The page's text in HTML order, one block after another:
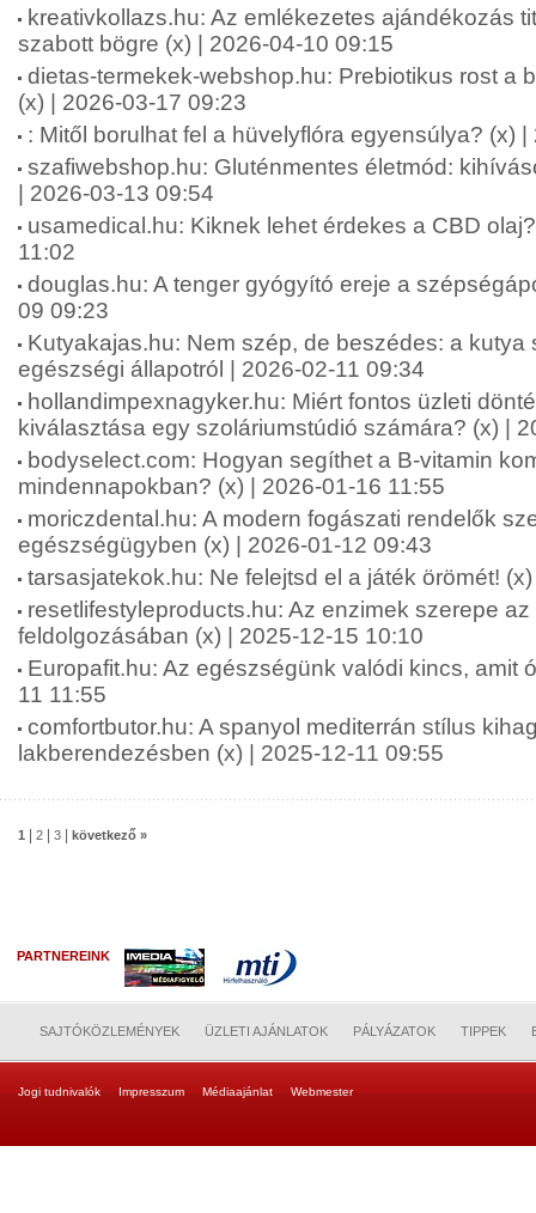
kreativkollazs.hu: Az emlékezetes ajándékozás
szabott bögre (x) | 2026-04-10 09:15
dietas-termekek-webshop.hu: Prebiotikus rost a
(x) | 2026-03-17 09:23
: Mitől borulhat fel a hüvelyflóra egyensúlya? (x)
szafiwebshop.hu: Gluténmentes életmód:
| 2026-03-13 09:54
usamedical.hu: Kiknek lehet érdekes a CBD
11:02
douglas.hu: A tenger gyógyító ereje a
09 09:23
Kutyakajas.hu: Nem szép, de beszédes: a kutya
egészségi állapotról | 2026-02-11 09:34
hollandimpexnagyker.hu: Miért fontos üzleti
kiválasztása egy szoláriumstúdió számára? (x) |
bodyselect.com: Hogyan segíthet a B-vitamin
mindennapokban? (x) | 2026-01-16 11:55
moriczdental.hu: A modern fogászati rendelők
egészségügyben (x) | 2026-01-12 09:43
tarsasjatekok.hu: Ne felejtsd el a játék örömét!
resetlifestyleproducts.hu: Az enzimek szerepe
feldolgozásában (x) | 2025-12-15 10:10
Europafit.hu: Az egészségünk valódi kincs, amit
11 11:55
comfortbutor.hu: A spanyol mediterrán stílus
lakberendezésben (x) | 2025-12-11 09:55
1 2 3 következő »
PARTNEREINK
SAJTÓKÖZLEMÉNYEK ÜZLETI AJÁNLATOK PÁLYÁZATOK TIPPEK
Jogi tudnivalók Impresszum Médiaajánlat Webmester